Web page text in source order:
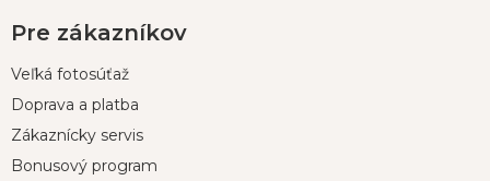
Pre zákazníkov
Veľká fotosúťaž
Doprava a platba
Zákaznícky servis
Bonusový program